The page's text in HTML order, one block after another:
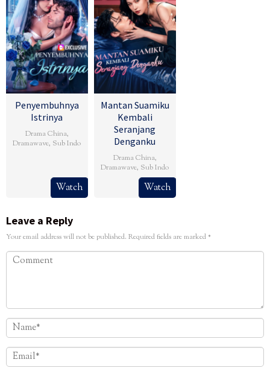
Penyembuhnya
Istrinya
Drama China,
Dramawave, Sub Indo
Watch
Mantan Suamiku
Kembali
Seranjang
Denganku
Drama China,
Dramawave, Sub Indo
Watch
Leave a Reply
Your email address will not be published. Required fields are marked*